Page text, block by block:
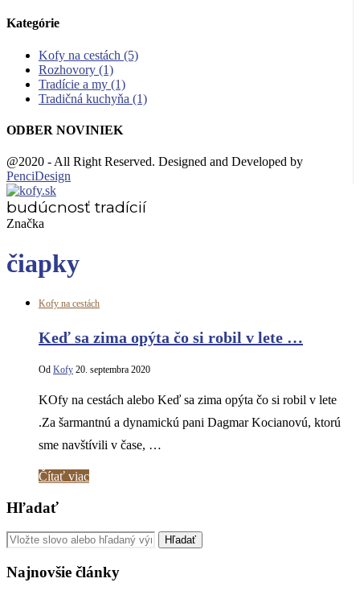
Kategórie
Kofy na cestách (5)
Rozhovory (1)
Tradície a my (1)
Tradičná kuchyňa (1)
ODBER NOVINIEK
@2020 - All Right Reserved. Designed and Developed by
PenciDesign
budúcnosť tradícií
Značka
čiapky
Kofy na cestách
Keď sa zima opýta čo si robil v lete …
Od Kofy 20. septembra 2020
KOfy na cestách alebo Keď sa zima opýta čo si robil v lete
.Za šarmantnú a dynamickú pani Dagmar Kocianovú, ktorú
sme navštívili v čase, …
Čítať viac
Hľadať
Najnovšie články